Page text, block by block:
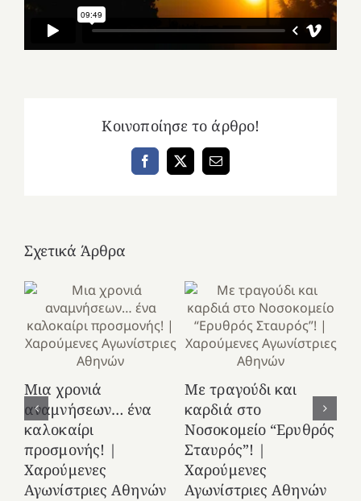
Κοινοποίησε το άρθρο!
Facebook
X Email
Σχετικά Άρθρα
Μια χρονιά
αναμνήσεων… ένα
καλοκαίρι
προσμονής! |
Χαρούμενες
Αγωνίστριες Αθηνών
Με τραγούδι και
καρδιά στο
Νοσοκομείο “Ερυθρός
Σταυρός”! |
Χαρούμενες
Αγωνίστριες Αθηνών